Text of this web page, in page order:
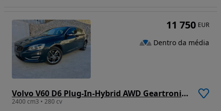
Volvo V60 D6 Plug-In-Hybrid AWD Geartronic Summum
2400 cm3 • 280 cv
11 750 EUR
Dentro da média